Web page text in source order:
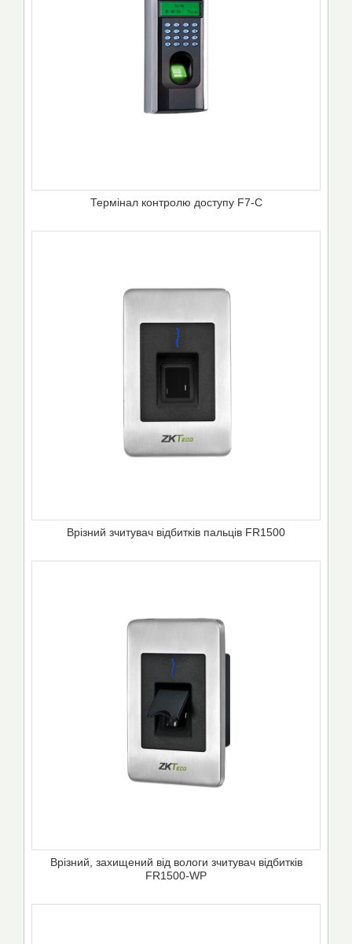
Термінал контролю доступу F7-C
Врізний зчитувач відбитків пальців FR1500
Врізний, захищений від вологи зчитувач відбитків
FR1500-WP